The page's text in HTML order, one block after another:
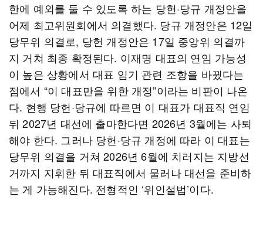
한에 예외를 둘 수 있도록 하는 당헌·당규 개정안을
어제 최고위원회에서 의결했다. 당규 개정안은 12일
당무위 의결로, 당헌 개정안은 17일 중앙위 의결까
지 거쳐 최종 확정된다. 이재명 대표의 연임 가능성
이 높은 상황에서 대표 임기 관련 조항을 바꿨다는
점에서 “이 대표만을 위한 개정”이라는 비판이 나온
다. 현행 당헌·당규에 따르면 이 대표가 대표직 연임
뒤 2027년 대선에 출마한다면 2026년 3월에는 사퇴
해야 한다. 그러나 당헌·당규 개정에 따라 이 대표는
당무위 의결을 거쳐 2026년 6월에 치러지는 지방선
거까지 지휘한 뒤 대표직에서 물러나 대선을 준비하
는 게 가능해진다. 전형적인 ‘위인설법’이다.